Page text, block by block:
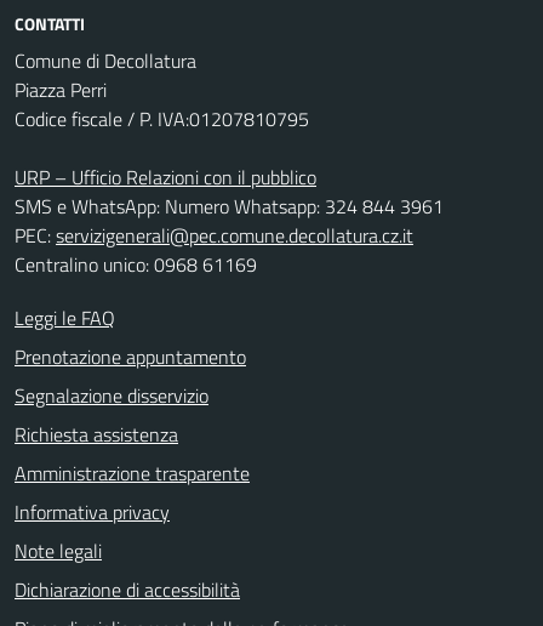
CONTATTI
Comune di Decollatura
Piazza Perri
Codice fiscale / P. IVA:01207810795
URP – Ufficio Relazioni con il pubblico
SMS e WhatsApp: Numero Whatsapp: 324 844 3961
PEC:servizigenerali@pec.comune.decollatura.cz.it
Centralino unico: 0968 61169
Leggi le FAQ
Prenotazione appuntamento
Segnalazione disservizio
Richiesta assistenza
Amministrazione trasparente
Informativa privacy
Note legali
Dichiarazione di accessibilità